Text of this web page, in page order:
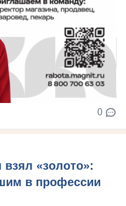
0
«золото»:
в профессии